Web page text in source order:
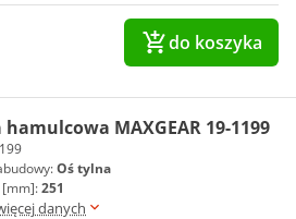
do koszyka
hamulcowa MAXGEAR 19-1199
Oś tylna
[mm]:251
danych